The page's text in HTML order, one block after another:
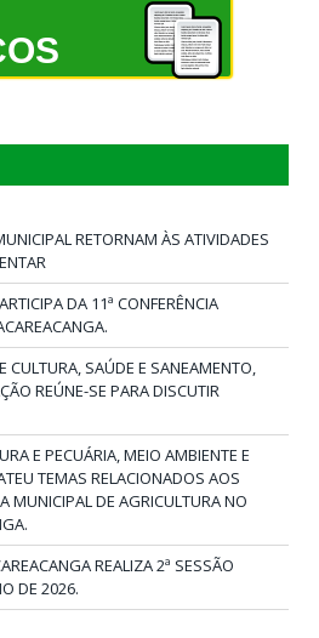
RETORNAM ÀS ATIVIDADES
DA 11ª CONFERÊNCIA
CULTURA, SAÚDE E SANEAMENTO,
REÚNE-SE PARA DISCUTIR
E PECUÁRIA, MEIO AMBIENTE E
TEMAS RELACIONADOS AOS
MUNICIPAL DE AGRICULTURA NO
REALIZA 2ª SESSÃO
DE 2026.